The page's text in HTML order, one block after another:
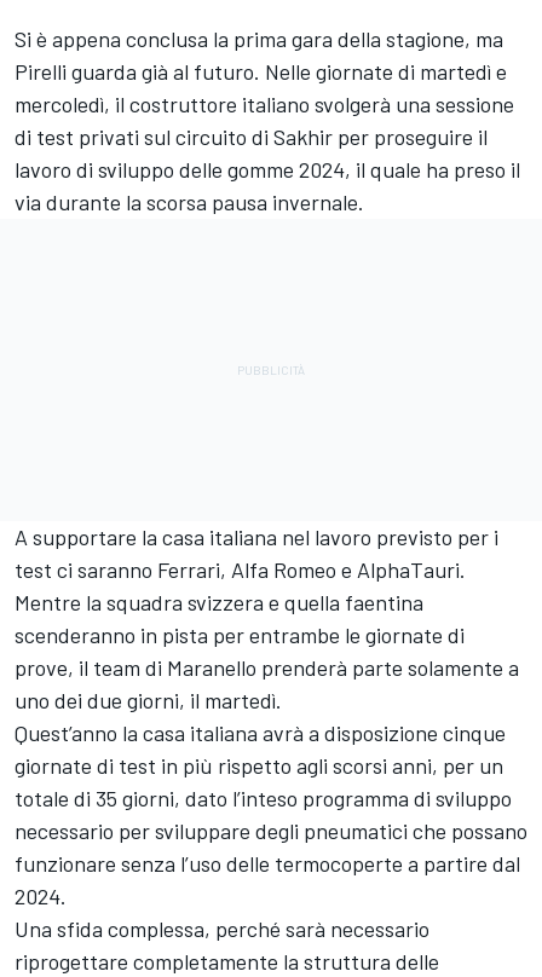
Si è appena conclusa la prima gara della stagione, ma
Pirelli guarda già al futuro. Nelle giornate di martedì e
mercoledì, il costruttore italiano svolgerà una sessione
di test privati sul circuito di Sakhir per proseguire il
lavoro di sviluppo delle gomme 2024, il quale ha preso il
via durante la scorsa pausa invernale.
A supportare la casa italiana nel lavoro previsto per i
test ci saranno Ferrari, Alfa Romeo e AlphaTauri.
Mentre la squadra svizzera e quella faentina
scenderanno in pista per entrambe le giornate di
prove, il team di Maranello prenderà parte solamente a
uno dei due giorni, il martedì.
Quest’anno la casa italiana avrà a disposizione cinque
giornate di test in più rispetto agli scorsi anni, per un
totale di 35 giorni, dato l’inteso programma di sviluppo
necessario per sviluppare degli pneumatici che possano
funzionare senza l’uso delle termocoperte a partire dal
2024.
Una sfida complessa, perché sarà necessario
riprogettare completamente la struttura delle